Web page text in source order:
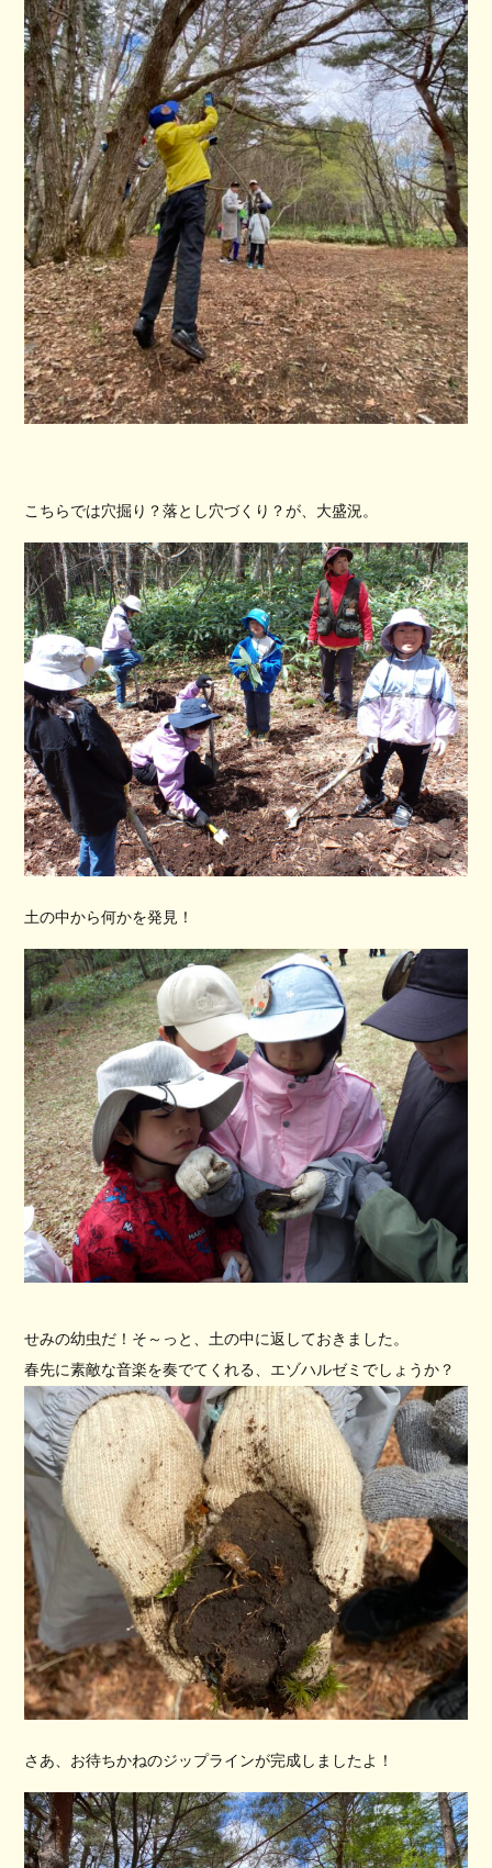
こちらでは穴掘り？落とし穴づくり？が、大盛況。
土の中から何かを発見！
せみの幼虫だ！そ～っと、土の中に返しておきました。
春先に素敵な音楽を奏でてくれる、エゾハルゼミでしょうか？
さあ、お待ちかねのジップラインが完成しましたよ！